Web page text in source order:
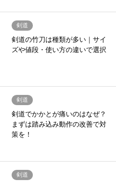
剣道
剣道の竹刀は種類が多い｜サイ
ズや値段・使い方の違いで選択
剣道
剣道でかかとが痛いのはなぜ？
まずは踏み込み動作の改善で対
策を！
剣道